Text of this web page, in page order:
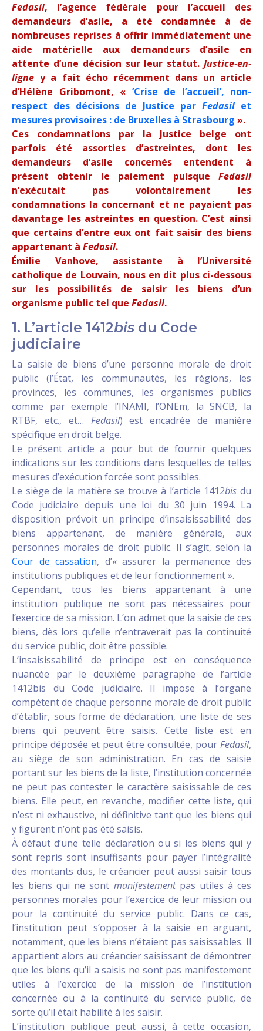
Fedasil, l’agence fédérale pour l’accueil des
demandeurs d’asile, a été condamnée à de
nombreuses reprises à offrir immédiatement une
aide matérielle aux demandeurs d’asile en
attente d’une décision sur leur statut. Justice-en-
ligne y a fait écho récemment dans un article
d’Hélène Gribomont, « ’Crise de l’accueil’, non-
respect des décisions de Justice par Fedasilet
mesures provisoires : de Bruxelles à Strasbourg ».
Ces condamnations par la Justice belge ont
parfois été assorties d’astreintes, dont les
demandeurs d’asile concernés entendent à
présent obtenir le paiement puisque Fedasil
n’exécutait pas volontairement les
condamnations la concernant et ne payaient pas
davantage les astreintes en question. C’est ainsi
que certains d’entre eux ont fait saisir des biens
appartenant à Fedasil.
Émilie Vanhove, assistante à l’Université
catholique de Louvain, nous en dit plus ci-dessous
sur les possibilités de saisir les biens d’un
organisme public tel que Fedasil.
1. L’article 1412bis du Code
judiciaire
La saisie de biens d’une personne morale de droit
public (l’État, les communautés, les régions, les
provinces, les communes, les organismes publics
comme par exemple l’INAMI, l’ONEm, la SNCB, la
RTBF, etc., et… Fedasil) est encadrée de manière
spécifique en droit belge.
Le présent article a pour but de fournir quelques
indications sur les conditions dans lesquelles de telles
mesures d’exécution forcée sont possibles.
Le siège de la matière se trouve à l’article 1412bis du
Code judiciaire depuis une loi du 30 juin 1994. La
disposition prévoit un principe d’insaisissabilité des
biens appartenant, de manière générale, aux
personnes morales de droit public. Il s’agit, selon la
Cour de cassation, d’« assurer la permanence des
institutions publiques et de leur fonctionnement ».
Cependant, tous les biens appartenant à une
institution publique ne sont pas nécessaires pour
l’exercice de sa mission. L’on admet que la saisie de ces
biens, dès lors qu’elle n’entraverait pas la continuité
du service public, doit être possible.
L’insaisissabilité de principe est en conséquence
nuancée par le deuxième paragraphe de l’article
1412bis du Code judiciaire. Il impose à l’organe
compétent de chaque personne morale de droit public
d’établir, sous forme de déclaration, une liste de ses
biens qui peuvent être saisis. Cette liste est en
principe déposée et peut être consultée, pour Fedasil,
au siège de son administration. En cas de saisie
portant sur les biens de la liste, l’institution concernée
ne peut pas contester le caractère saisissable de ces
biens. Elle peut, en revanche, modifier cette liste, qui
n’est ni exhaustive, ni définitive tant que les biens qui
y figurent n’ont pas été saisis.
À défaut d’une telle déclaration ou si les biens qui y
sont repris sont insuffisants pour payer l’intégralité
des montants dus, le créancier peut aussi saisir tous
les biens qui ne sont manifestementpas utiles à ces
personnes morales pour l’exercice de leur mission ou
pour la continuité du service public. Dans ce cas,
l’institution peut s’opposer à la saisie en arguant,
notamment, que les biens n’étaient pas saisissables. Il
appartient alors au créancier saisissant de démontrer
que les biens qu’il a saisis ne sont pas manifestement
utiles à l’exercice de la mission de l’institution
concernée ou à la continuité du service public, de
sorte qu’il était habilité à les saisir.
L’institution publique peut aussi, à cette occasion,